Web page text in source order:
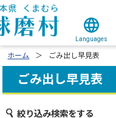
Languages
ホーム ごみ出し早見表
ごみ出し早見表
絞り込み検索をする